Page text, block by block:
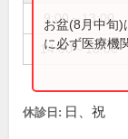
9:00～13:00
14:00～18:00
お盆(8月中旬)
に必ず医療機
休診日: 日、祝